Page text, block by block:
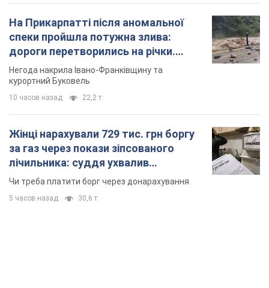
На Прикарпатті після аномальної
спеки пройшла потужна злива:
дороги перетворились на річки.
Відео
Негода накрила Івано-Франківщину та
курортний Буковель
10 часов назад 22,2 т.
Жінці нарахували 729 тис. грн боргу
за газ через покази зіпсованого
лічильника: суддя ухвалив
неочікуване рішення
Чи треба платити борг через донарахування
5 часов назад 30,6 т.